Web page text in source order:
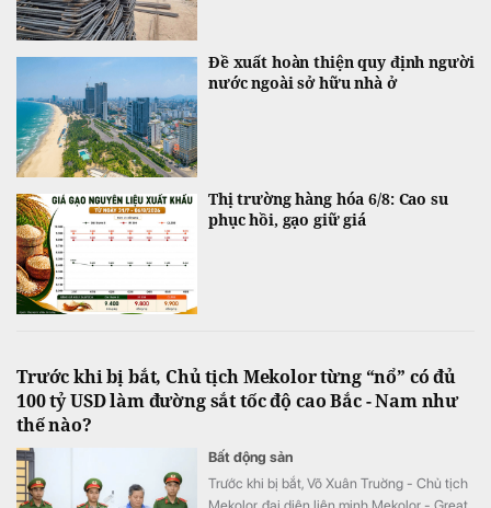
Đề xuất hoàn thiện quy định người
nước ngoài sở hữu nhà ở
Thị trường hàng hóa 6/8: Cao su
phục hồi, gạo giữ giá
Trước khi bị bắt, Chủ tịch Mekolor từng “nổ” có đủ
100 tỷ USD làm đường sắt tốc độ cao Bắc - Nam như
thế nào?
Bất động sản
Trước khi bị bắt, Võ Xuân Truờng - Chủ tịch